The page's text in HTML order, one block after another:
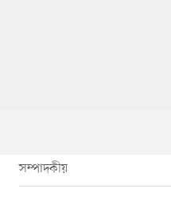
সম্পাদকীয়